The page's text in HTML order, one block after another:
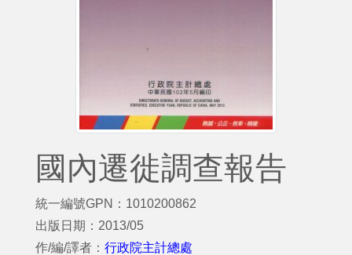
國內遷徙調查報告
統一編號GPN：1010200862
出版日期：2013/05
作/編/譯者： 行政院主計總處